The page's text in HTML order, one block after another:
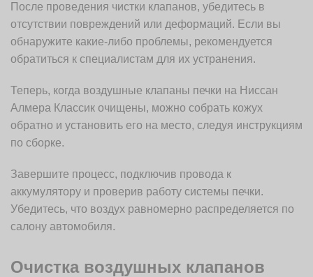
После проведения чистки клапанов, убедитесь в
отсутствии повреждений или деформаций. Если вы
обнаружите какие-либо проблемы, рекомендуется
обратиться к специалистам для их устранения.
Теперь, когда воздушные клапаны печки на Ниссан
Алмера Классик очищены, можно собрать кожух
обратно и установить его на место, следуя инструкциям
по сборке.
Завершите процесс, подключив провода к
аккумулятору и проверив работу системы печки.
Убедитесь, что воздух равномерно распределяется по
салону автомобиля.
Очистка воздушных клапанов